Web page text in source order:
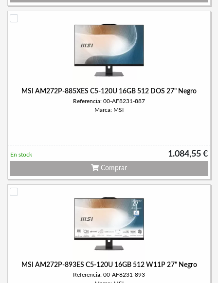
MSI AM272P-885XES C5-120U 16GB 512 DOS 27" Negro
Referencia: 00-AF8231-887
Marca: MSI
1.084,55 €
En stock
Comprar
MSI AM272P-893ES C5-120U 16GB 512 W11P 27" Negro
Referencia: 00-AF8231-893